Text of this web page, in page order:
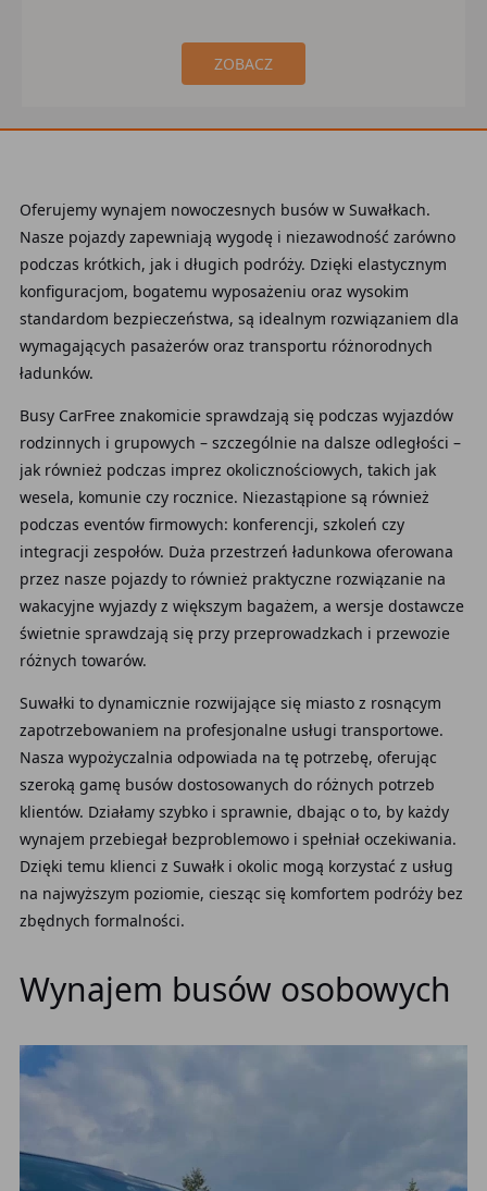
ZOBACZ
Oferujemy wynajem nowoczesnych busów w Suwałkach.
Nasze pojazdy zapewniają wygodę i niezawodność zarówno
podczas krótkich, jak i długich podróży. Dzięki elastycznym
konfiguracjom, bogatemu wyposażeniu oraz wysokim
standardom bezpieczeństwa, są idealnym rozwiązaniem dla
wymagających pasażerów oraz transportu różnorodnych
ładunków.
Busy CarFree znakomicie sprawdzają się podczas wyjazdów
rodzinnych i grupowych – szczególnie na dalsze odległości –
jak również podczas imprez okolicznościowych, takich jak
wesela, komunie czy rocznice. Niezastąpione są również
podczas eventów firmowych: konferencji, szkoleń czy
integracji zespołów. Duża przestrzeń ładunkowa oferowana
przez nasze pojazdy to również praktyczne rozwiązanie na
wakacyjne wyjazdy z większym bagażem, a wersje dostawcze
świetnie sprawdzają się przy przeprowadzkach i przewozie
różnych towarów.
Suwałki to dynamicznie rozwijające się miasto z rosnącym
zapotrzebowaniem na profesjonalne usługi transportowe.
Nasza wypożyczalnia odpowiada na tę potrzebę, oferując
szeroką gamę busów dostosowanych do różnych potrzeb
klientów. Działamy szybko i sprawnie, dbając o to, by każdy
wynajem przebiegał bezproblemowo i spełniał oczekiwania.
Dzięki temu klienci z Suwałk i okolic mogą korzystać z usług
na najwyższym poziomie, ciesząc się komfortem podróży bez
zbędnych formalności.
Wynajem busów osobowych